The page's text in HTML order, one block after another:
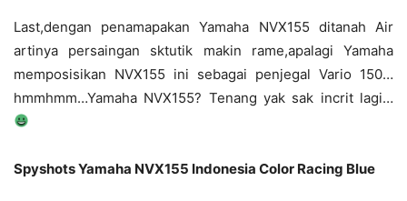
Last,dengan penamapakan Yamaha NVX155 ditanah Air
artinya persaingan sktutik makin rame,apalagi Yamaha
memposisikan NVX155 ini sebagai penjegal Vario 150…
hmmhmm…Yamaha NVX155? Tenang yak sak incrit lagi…
Spyshots Yamaha NVX155 Indonesia Color Racing Blue